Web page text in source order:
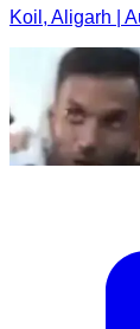
Koil, Aligarh |